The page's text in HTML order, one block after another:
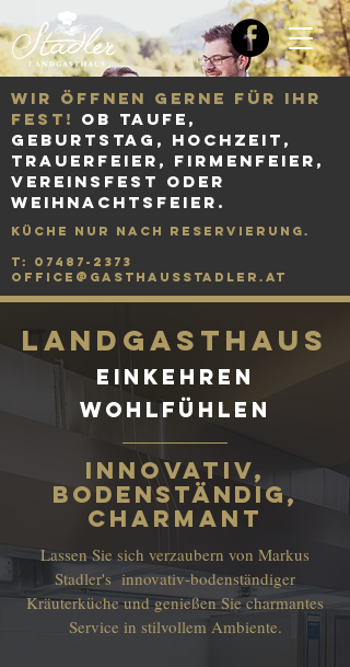
Wir öffnen gerne für Ihr
Fest! ob taufe,
geburtstag, hochzeit,
trauerfeier, firmenfeier,
vereinsfest oder
weihnachtsfeier.
küche nur nach reservierung.
T: 07487-2373
office@gasthausstadler.at
Landgasthaus
einkehren
wohlfühlen
innovativ,
bodenständig,
Charmant
Lassen Sie sich verzaubern von Markus
Stadler's innovativ-bodenständiger
Kräuterküche und genießen Sie charmantes
Service in stilvollem Ambiente.